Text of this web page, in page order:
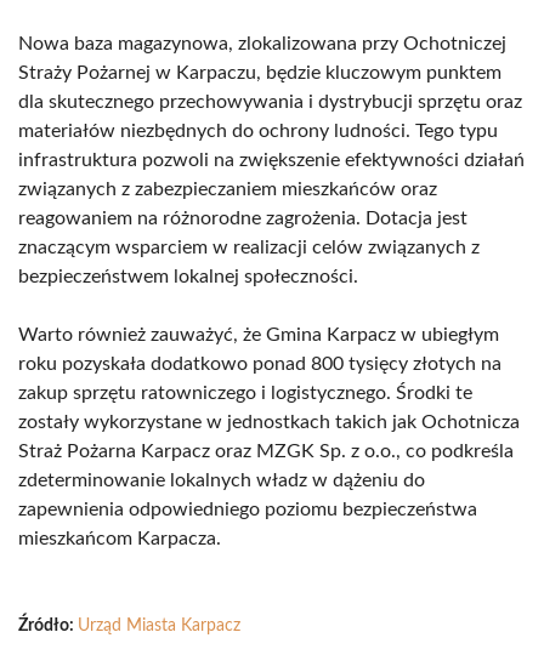
Nowa baza magazynowa, zlokalizowana przy Ochotniczej
Straży Pożarnej w Karpaczu, będzie kluczowym punktem
dla skutecznego przechowywania i dystrybucji sprzętu oraz
materiałów niezbędnych do ochrony ludności. Tego typu
infrastruktura pozwoli na zwiększenie efektywności działań
związanych z zabezpieczaniem mieszkańców oraz
reagowaniem na różnorodne zagrożenia. Dotacja jest
znaczącym wsparciem w realizacji celów związanych z
bezpieczeństwem lokalnej społeczności.
Warto również zauważyć, że Gmina Karpacz w ubiegłym
roku pozyskała dodatkowo ponad 800 tysięcy złotych na
zakup sprzętu ratowniczego i logistycznego. Środki te
zostały wykorzystane w jednostkach takich jak Ochotnicza
Straż Pożarna Karpacz oraz MZGK Sp. z o.o., co podkreśla
zdeterminowanie lokalnych władz w dążeniu do
zapewnienia odpowiedniego poziomu bezpieczeństwa
mieszkańcom Karpacza.
Źródło: Urząd Miasta Karpacz